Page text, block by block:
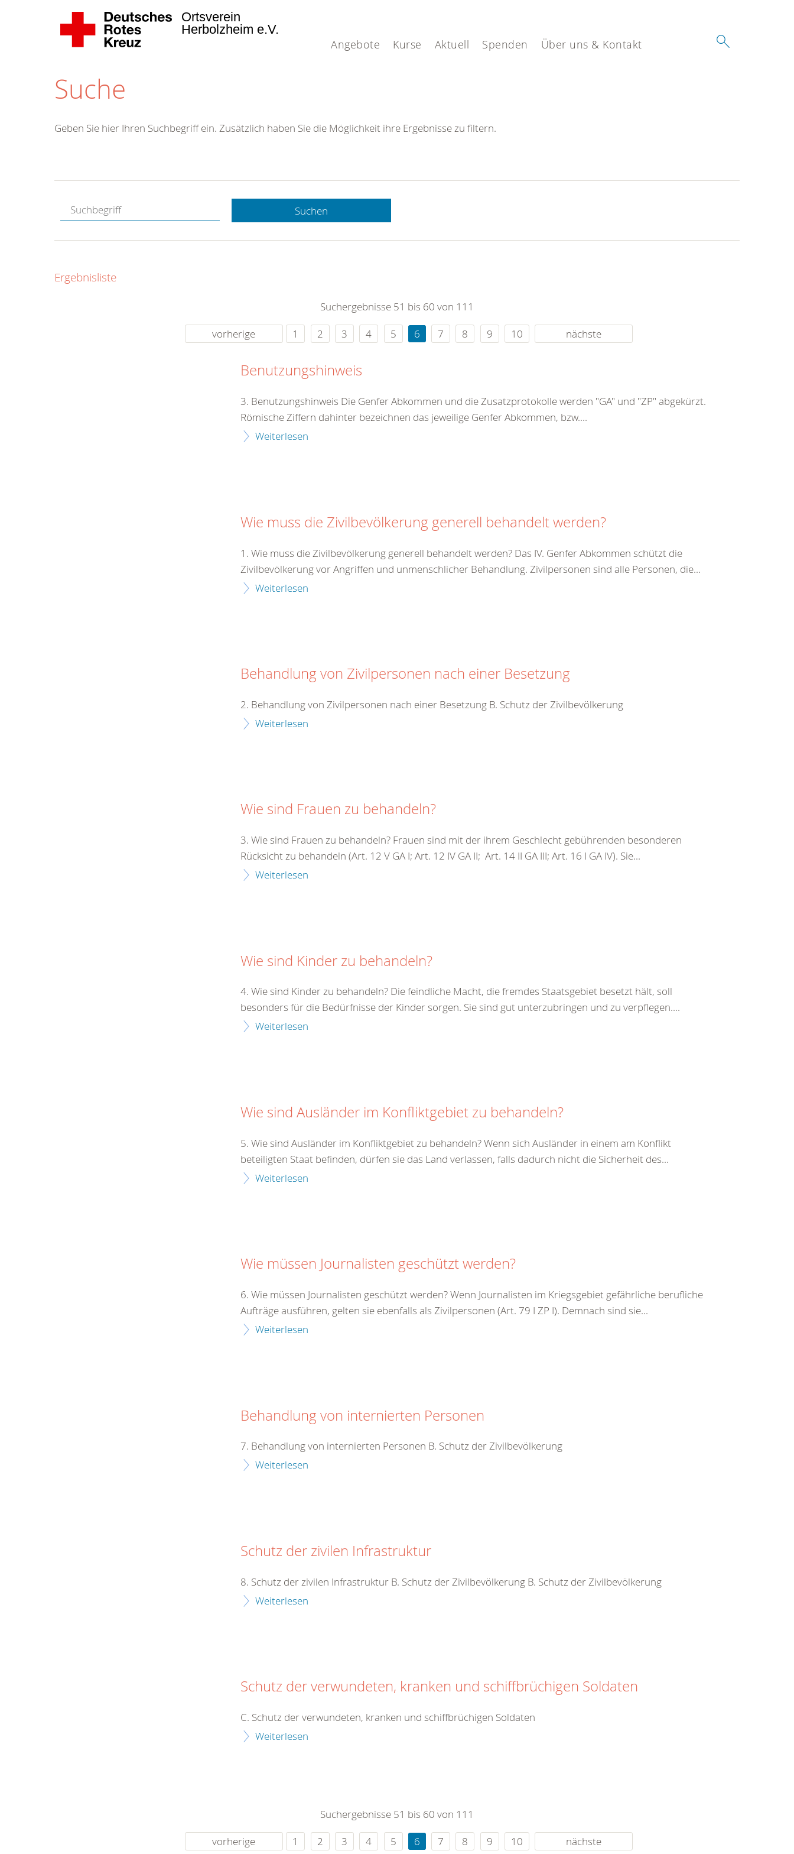
Angebote Kurse Aktuell Spenden Über uns & Kontakt
Ortsverein
Herbolzheim e.V.
Suche
Hotline.
gerne.
rund um die Uhr
Geben Sie hier Ihren Suchbegriff ein. Zusätzlich haben Sie die Möglichkeit ihre Ergebnisse zu filtern.
Suchen
Ergebnisliste
Suchergebnisse 51 bis 60 von 111
vorherige
1 2 3 4 5 6 7 8 9 10 nächste
Benutzungshinweis
3. Benutzungshinweis Die Genfer Abkommen und die Zusatzprotokolle werden "GA" und "ZP" abgekürzt.
Römische Ziffern dahinter bezeichnen das jeweilige Genfer Abkommen, bzw....
Weiterlesen
Wie muss die Zivilbevölkerung generell behandelt werden?
1. Wie muss die Zivilbevölkerung generell behandelt werden? Das IV. Genfer Abkommen schützt die
Zivilbevölkerung vor Angriffen und unmenschlicher Behandlung. Zivilpersonen sind alle Personen, die...
Weiterlesen
Behandlung von Zivilpersonen nach einer Besetzung
2. Behandlung von Zivilpersonen nach einer Besetzung B. Schutz der Zivilbevölkerung
Weiterlesen
Wie sind Frauen zu behandeln?
3. Wie sind Frauen zu behandeln? Frauen sind mit der ihrem Geschlecht gebührenden besonderen
Rücksicht zu behandeln (Art. 12 V GA I; Art. 12 IV GA II; Art. 14 II GA III; Art. 16 I GA IV). Sie...
Weiterlesen
Wie sind Kinder zu behandeln?
4. Wie sind Kinder zu behandeln? Die feindliche Macht, die fremdes Staatsgebiet besetzt hält, soll
besonders für die Bedürfnisse der Kinder sorgen. Sie sind gut unterzubringen und zu verpflegen....
Weiterlesen
Wie sind Ausländer im Konfliktgebiet zu behandeln?
5. Wie sind Ausländer im Konfliktgebiet zu behandeln? Wenn sich Ausländer in einem am Konflikt
beteiligten Staat befinden, dürfen sie das Land verlassen, falls dadurch nicht die Sicherheit des...
Weiterlesen
Wie müssen Journalisten geschützt werden?
6. Wie müssen Journalisten geschützt werden? Wenn Journalisten im Kriegsgebiet gefährliche berufliche
Aufträge ausführen, gelten sie ebenfalls als Zivilpersonen (Art. 79 I ZP I). Demnach sind sie...
Weiterlesen
Behandlung von internierten Personen
7. Behandlung von internierten Personen B. Schutz der Zivilbevölkerung
Weiterlesen
Schutz der zivilen Infrastruktur
8. Schutz der zivilen Infrastruktur B. Schutz der Zivilbevölkerung B. Schutz der Zivilbevölkerung
Weiterlesen
Schutz der verwundeten, kranken und schiffbrüchigen Soldaten
C. Schutz der verwundeten, kranken und schiffbrüchigen Soldaten
Weiterlesen
Suchergebnisse 51 bis 60 von 111
vorherige
1 2 3 4 5 6 7 8 9 10 nächste